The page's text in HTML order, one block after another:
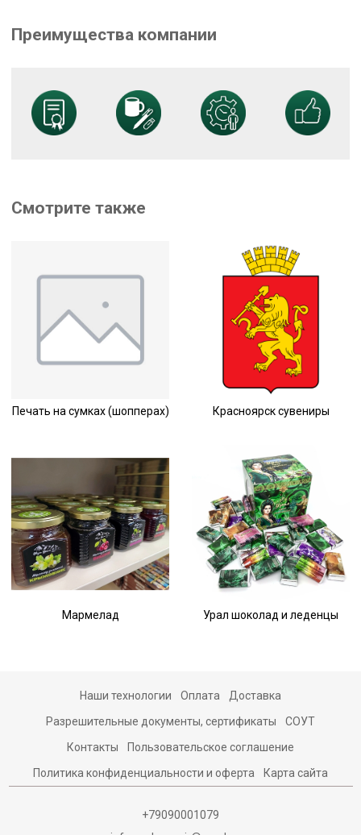
Преимущества компании
Смотрите также
Печать на сумках (шопперах) Красноярск сувениры
Мармелад Урал шоколад и леденцы
Наши технологии Оплата Доставка
Разрешительные документы, сертификаты СОУТ
Контакты Пользовательское соглашение
Политика конфиденциальности и оферта Карта сайта
+79090001079